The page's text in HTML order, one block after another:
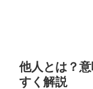
他人とは？
すく解説